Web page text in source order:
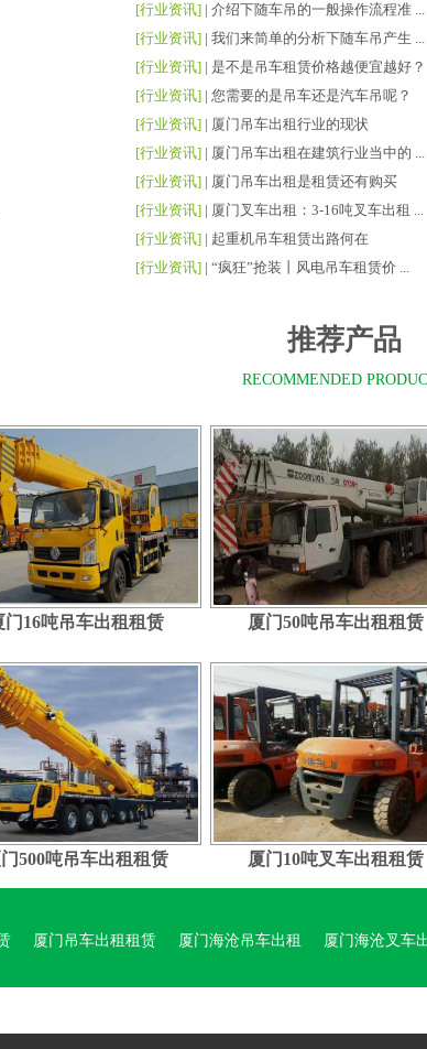
[行业资讯] | 介绍下随车吊的一般操作流程准 ...
[行业资讯] | 我们来简单的分析下随车吊产生 ...
[行业资讯] | 是不是吊车租赁价格越便宜越好？
[行业资讯] | 您需要的是吊车还是汽车吊呢？
[行业资讯] | 厦门吊车出租行业的现状
[行业资讯] | 厦门吊车出租在建筑行业当中的 ...
[行业资讯] | 厦门吊车出租是租赁还有购买
[行业资讯] | 厦门叉车出租：3-16吨叉车出租 ...
[行业资讯] | 起重机吊车租赁出路何在
[行业资讯] | “疯狂”抢装丨风电吊车租赁价 ...
推荐产品
RECOMMENDED
门16吨吊车出租租赁 厦门50吨吊车出租租赁
500吨吊车出租租赁 厦门10吨叉车出租租赁
厦门吊车出租租赁 厦门海沧吊车出租 厦门海沧叉车